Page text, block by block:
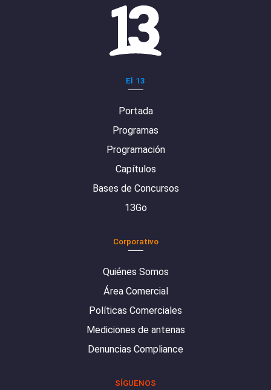
El 13
Portada
Programas
Programación
Capítulos
Bases de Concursos
13Go
Corporativo
Quiénes Somos
Área Comercial
Políticas Comerciales
Mediciones de antenas
Denuncias Compliance
SÍGUENOS